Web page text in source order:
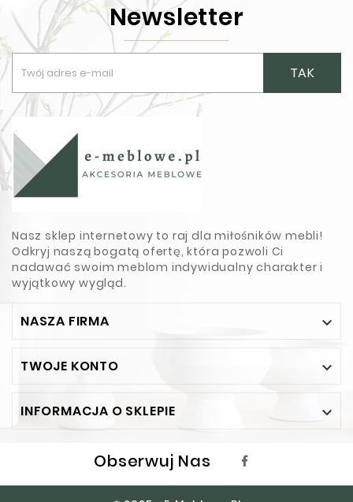
Newsletter
TAK
Nasz sklep internetowy to raj dla miłośników mebli!
Odkryj naszą bogatą ofertę, która pozwoli Ci
nadawać swoim meblom indywidualny charakter i
wyjątkowy wygląd.
NASZA FIRMA 
TWOJE KONTO 
INFORMACJA O SKLEPIE 
Obserwuj Nas